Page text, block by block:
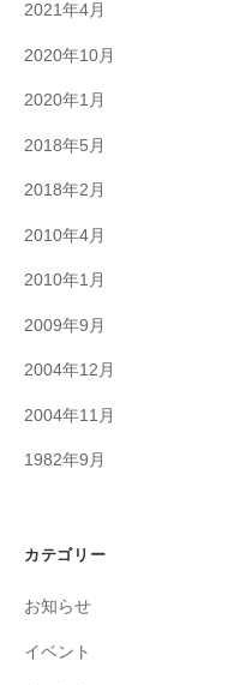
2021年4月
2020年10月
2020年1月
2018年5月
2018年2月
2010年4月
2010年1月
2009年9月
2004年12月
2004年11月
1982年9月
カテゴリー
お知らせ
イベント